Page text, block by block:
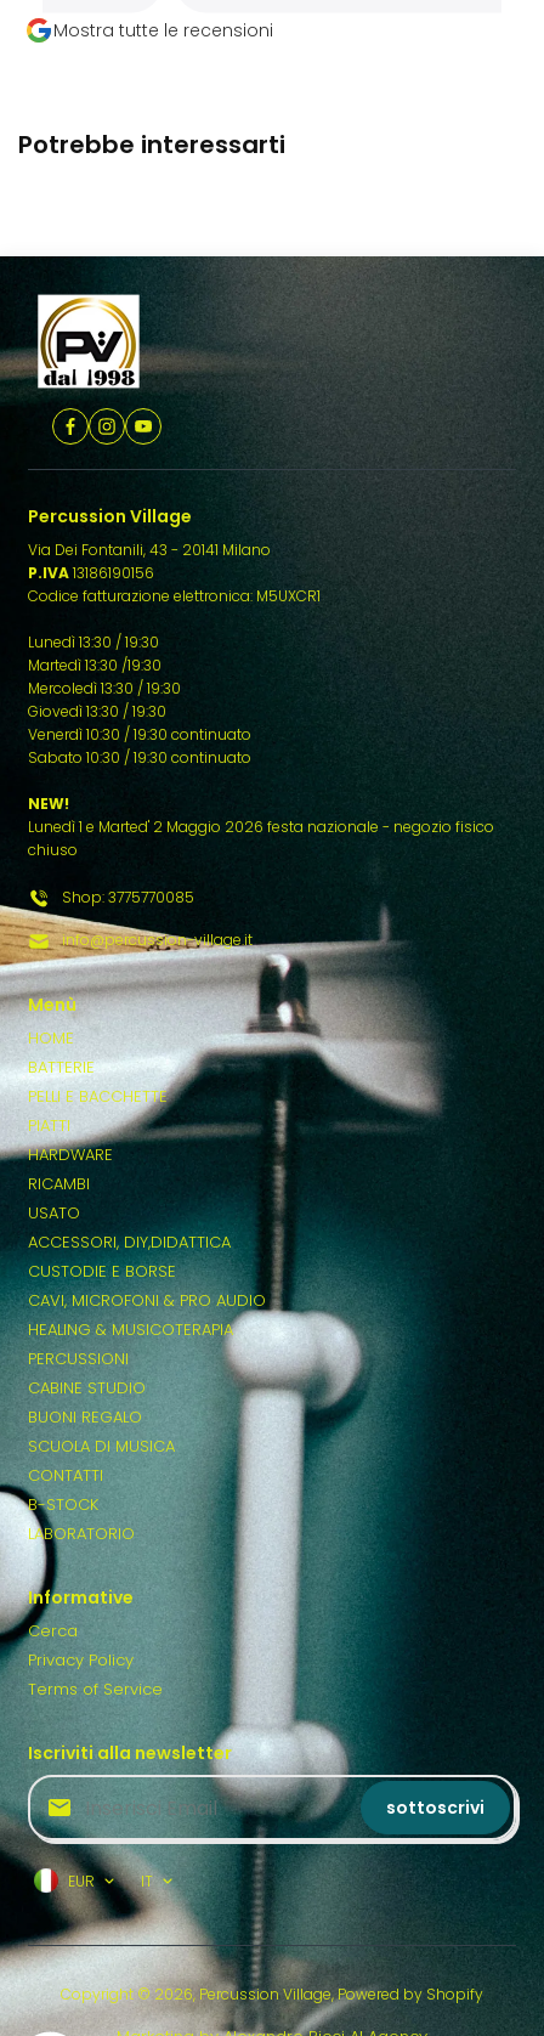
la
Mostra tutte le recensioni
Potrebbe interessarti
Percussion Village
Via Dei Fontanili, 43 - 20141 Milano
P.IVA13186190156
Codice fatturazione elettronica: M5UXCR1
Lunedì 13:30 / 19:30
Martedì 13:30 /19:30
Mercoledì 13:30 / 19:30
Giovedì 13:30 / 19:30
Venerdì 10:30 / 19:30 continuato
Sabato 10:30 / 19:30 continuato
NEW!
Lunedì 1 e Marted' 2 Maggio 2026 festa nazionale - negozio fisico
chiuso
Shop: 3775770085
info@percussion-village.it
Menù
HOME
BATTERIE
PELLI E BACCHETTE
PIATTI
HARDWARE
RICAMBI
USATO
ACCESSORI, DIY,DIDATTICA
CUSTODIE E BORSE
CAVI, MICROFONI & PRO AUDIO
HEALING & MUSICOTERAPIA
PERCUSSIONI
CABINE STUDIO
BUONI REGALO
SCUOLA DI MUSICA
CONTATTI
B-STOCK
LABORATORIO
Informative
Cerca
Privacy Policy
Terms of Service
Iscriviti alla newsletter
sottoscrivi
EUR IT
Copyright © 2026, Percussion Village, Powered by Shopify